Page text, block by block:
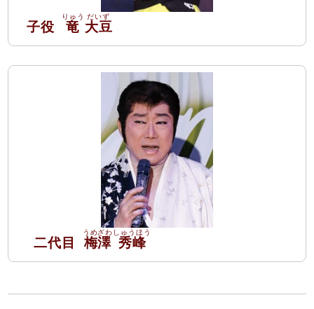
子役 竜 大豆
二代目 梅澤 秀峰